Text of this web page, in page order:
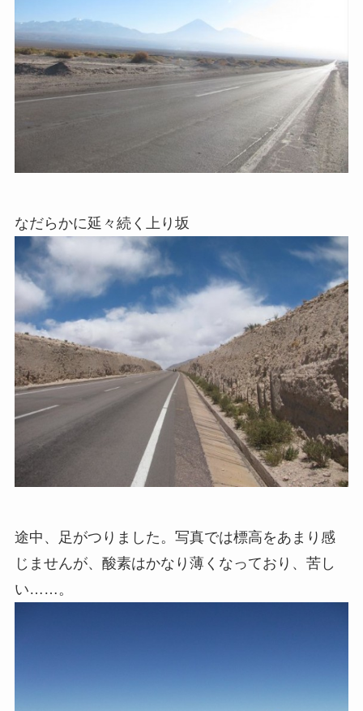
なだらかに延々続く上り坂
途中、足がつりました。写真では標高をあまり感
じませんが、酸素はかなり薄くなっており、苦し
い……。